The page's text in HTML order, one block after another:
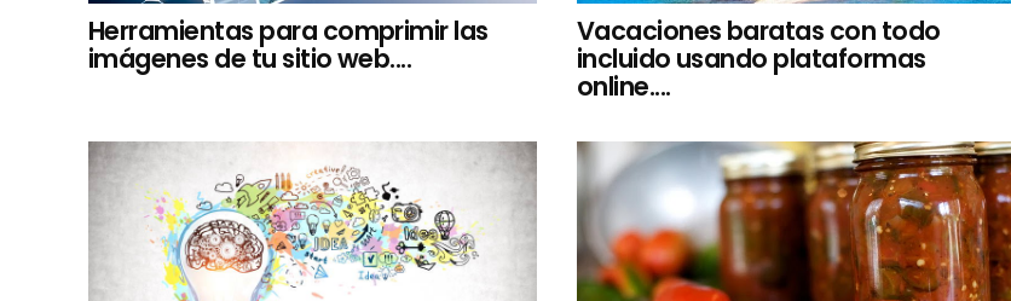
Herramientas para comprimir las
imágenes de tu sitio web....
Vacaciones baratas con todo
incluido usando plataformas
online....